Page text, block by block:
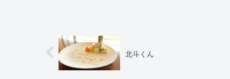
北斗くん